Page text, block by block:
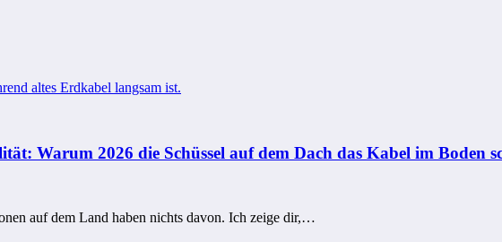
Warum 2026 die Schüssel auf dem Dach das Kabel im Boden
auf dem Land haben nichts davon. Ich zeige dir,…